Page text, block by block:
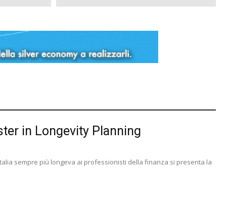
in Longevity Planning
sempre più longeva ai professionisti della finanza si presenta la